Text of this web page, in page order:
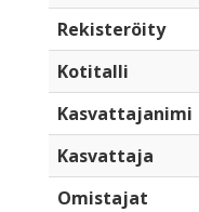
Rekisteröity
Kotitalli
Kasvattajanimi
Kasvattaja
Omistajat